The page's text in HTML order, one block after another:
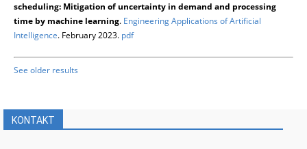
scheduling: Mitigation of uncertainty in demand and processing
time by machine learning. Engineering Applications of Artificial
Intelligence. February 2023. pdf
See older results
KONTAKT